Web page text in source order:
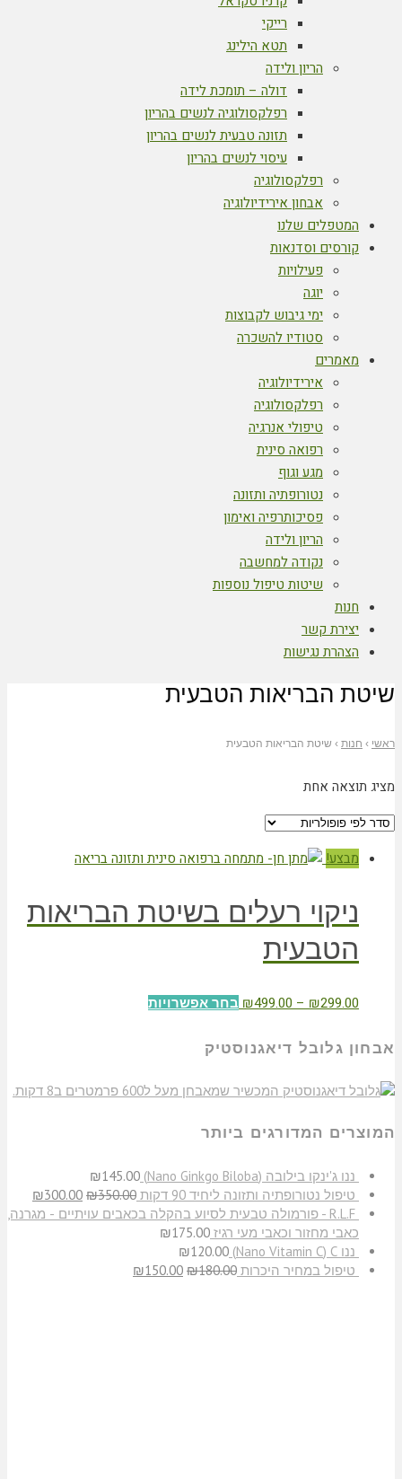
רייקי
תטא הילינג
הריון ולידה
דולה – תומכת לידה
רפלקסולוגיה לנשים בהריון
תזונה טבעית לנשים בהריון
עיסוי לנשים בהריון
רפלקסולוגיה
אבחון אירידיולוגיה
המטפלים שלנו
קורסים וסדנאות
פעילויות
יוגה
ימי גיבוש לקבוצות
סטודיו להשכרה
מאמרים
אירידיולוגיה
רפלקסולוגיה
טיפולי אנרגיה
רפואה סינית
מגע וגוף
נטורופתיה ותזונה
פסיכותרפיה ואימון
הריון ולידה
נקודה למחשבה
שיטות טיפול נוספות
חנות
יצירת קשר
הצהרת נגישות
שיטת הבריאות הטבעית
ראשי › חנות › שיטת הבריאות הטבעית
מציג תוצאה אחת
מבצע!
ניקוי רעלים בשיטת הבריאות
הטבעית
₪299.00
–
₪499.00 בחר אפשרויות
אבחון גלובל דיאגנוסטיק
המוצרים המדורגים ביותר
​ננו ג'ינקו בילובה (Nano Ginkgo Biloba) ₪ 145.00
טיפול נטורופתיה ותזונה ליחיד 90 דקות
₪350.00
₪300.00
R.L.F - פורמולה טבעית לסיוע בהקלה בכאבים עויתיים - מגרנה,
כאבי מחזור וכאבי מעי רגיז
₪ 175.00
ננו C‏ (Nano Vitamin C)
₪ 120.00
טיפול במחיר היכרות
₪180.00
₪ 150.00